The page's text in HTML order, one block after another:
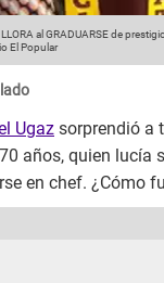
al GRADUARSE de
El Popular
Ugaz sorprendió a
años, quien
en chef. ¿Cómo